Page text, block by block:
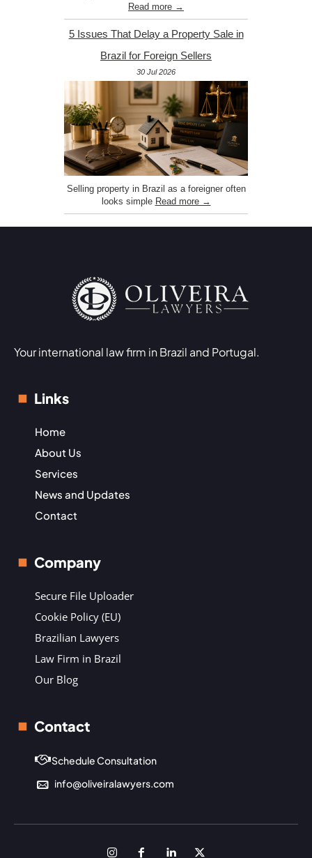
Read more →
5 Issues That Delay a Property Sale in
Brazil for Foreign Sellers
30 Jul 2026
Selling property in Brazil as a foreigner often
looks simple Read more →
Your international law firm in Brazil and Portugal.
Links
Home
About Us
Services
News and Updates
Contact
Company
Secure File Uploader
Cookie Policy (EU)
Brazilian Lawyers
Law Firm in Brazil
Our Blog
Contact
Schedule Consultation
info@oliveiralawyers.com